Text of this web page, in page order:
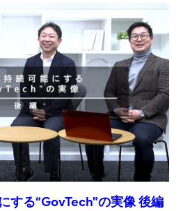
する“GovTech”の実像 後編